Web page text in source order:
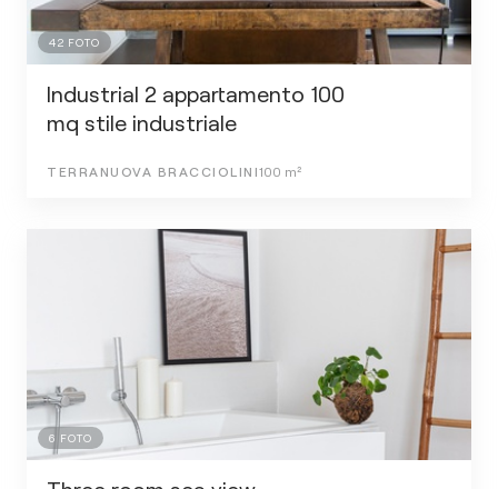
42 FOTO
Industrial 2 appartamento 100
mq stile industriale
TERRANUOVA BRACCIOLINI100 m²
6 FOTO